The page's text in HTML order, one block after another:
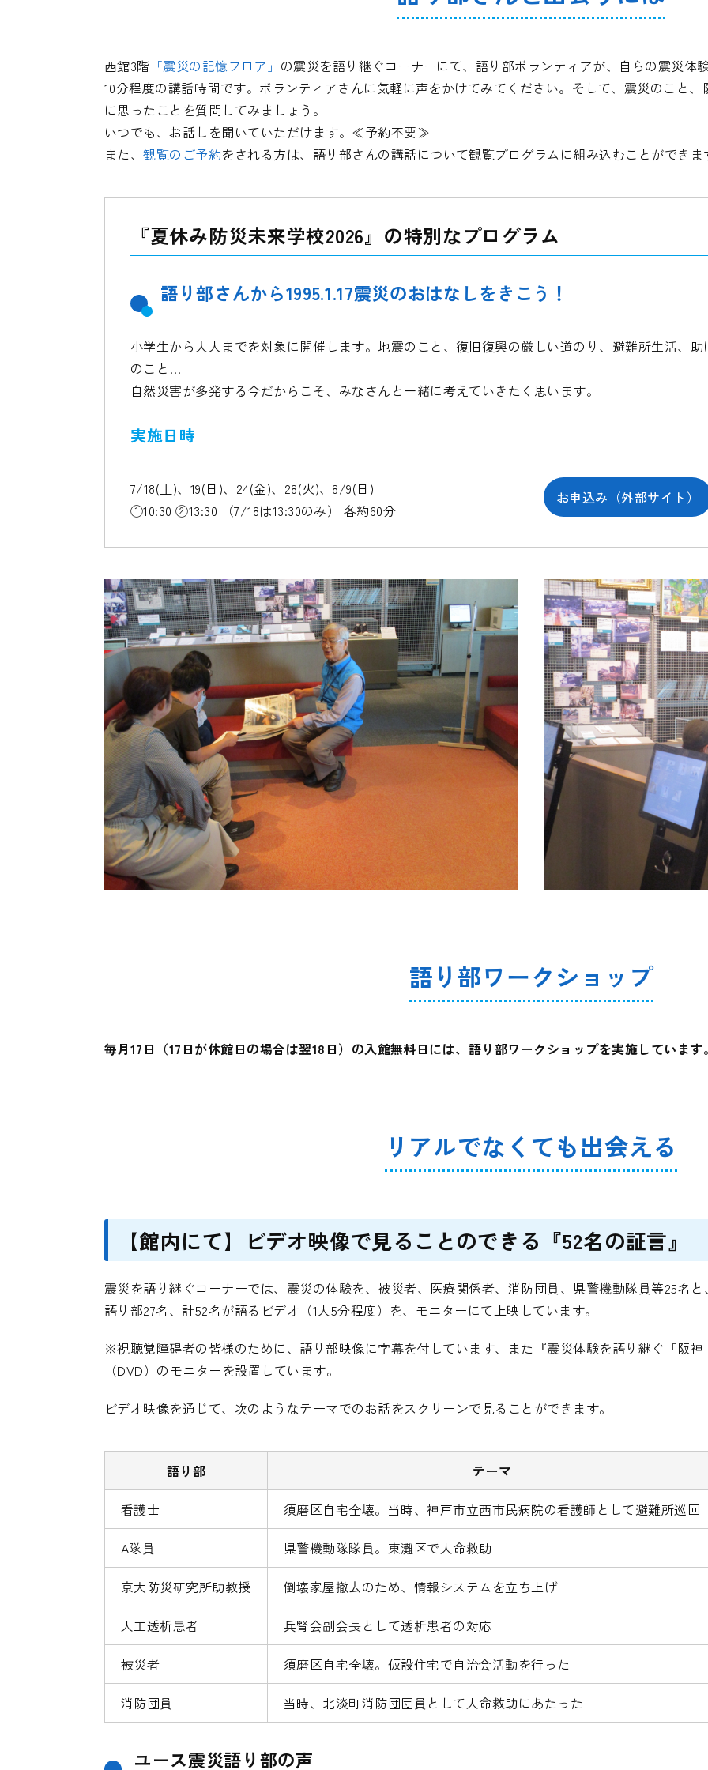
西館3階 「震災の記憶フロア」 の震災を語り継ぐコーナーにて、語り部ボランティアが、自らの震災体
10分程度の講話時間です。ボランティアさんに気軽に声をかけてみてください。そして、震災のこと
に思ったことを質問してみましょう。
いつでも、お話しを聞いていただけます。≪予約不要≫
また、観覧のご予約をされる方は、語り部さんの講話について観覧プログラムに組み込むことができま
『夏休み防災未来学校2026』の特別なプログラム
語り部さんから1995.1.17震災のおはなしをきこう！
小学生から大人までを対象に開催します。地震のこと、復旧復興の厳しい道のり、避難所生活、
のこと…
自然災害が多発する今だからこそ、みなさんと一緒に考えていきたく思います。
実施日時
7/18(土)、19(日)、24(金)、28(火)、8/9(日)
①10:30 ②13:30 （7/18は13:30のみ） 各約60分
お申込み（外部サイト）
語り部ワークショップ
毎月17日（17日が休館日の場合は翌18日）の入館無料日には、語り部ワークショップを実施しています
リアルでなくても出会える
【館内にて】ビデオ映像で見ることのできる『52名の証言』
震災を語り継ぐコーナーでは、震災の体験を、被災者、医療関係者、消防団員、県警機動隊員等25名
語り部27名、計52名が語るビデオ（1人5分程度）を、モニターにて上映しています。
※視聴覚障碍者の皆様のために、語り部映像に字幕を付しています、また『震災体験を語り継ぐ「阪神
（DVD）のモニターを設置しています。
ビデオ映像を通じて、次のようなテーマでのお話をスクリーンで見ることができます。
語り部 テーマ
看護士 須磨区自宅全壊。当時、神戸市立西市民病院の看護師として避難所巡回
A隊員 県警機動隊隊員。東灘区で人命救助
京大防災研究所助教授 倒壊家屋撤去のため、情報システムを立ち上げ
人工透析患者 兵腎会副会長として透析患者の対応
被災者 須磨区自宅全壊。仮設住宅で自治会活動を行った
消防団員 当時、北淡町消防団団員として人命救助にあたった
ユース震災語り部の声